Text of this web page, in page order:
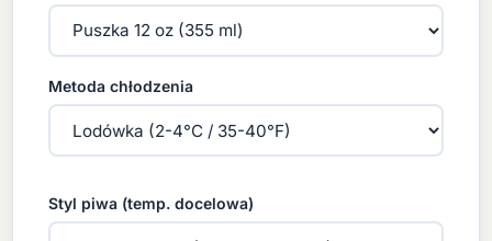
Metoda chłodzenia
Styl piwa (temp. docelowa)